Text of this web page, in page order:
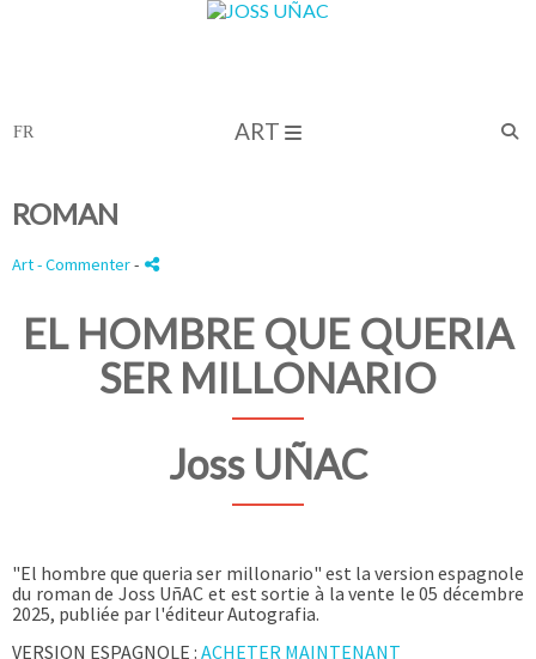
ART
ROMAN
Art- Commenter-
EL HOMBRE QUE QUERIA
SER MILLONARIO
Joss UÑAC
"El hombre que queria ser millonario" est la version espagnole
du roman de Joss UñAC et est sortie à la vente le 05 décembre
2025, publiée par l'éditeur Autografia.
VERSION ESPAGNOLE : ACHETER MAINTENANT